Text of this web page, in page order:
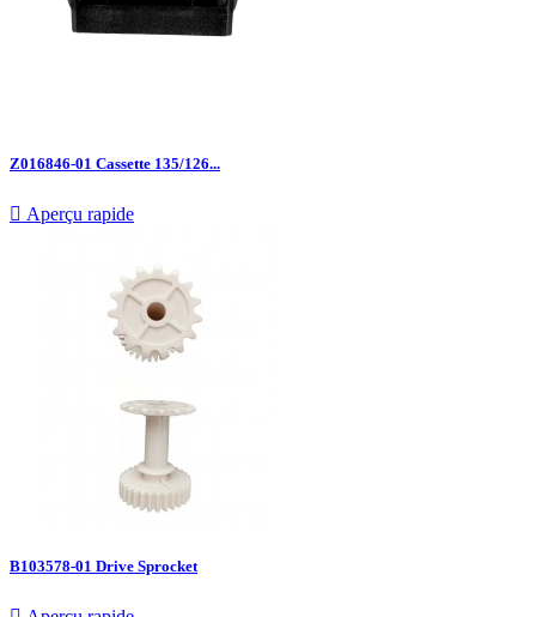
Z016846-01 Cassette 135/126...
 Aperçu rapide
B103578-01 Drive Sprocket